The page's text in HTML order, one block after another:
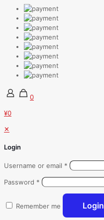
0
¥0
✕
Login
Username or email *
Password *
Remember me Login